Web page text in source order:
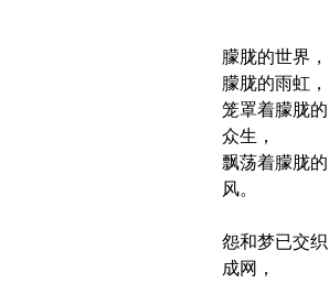
朦胧的世界，
朦胧的雨虹，
笼罩着朦胧的
众生，
飘荡着朦胧的
风。
怨和梦已交织
成网，